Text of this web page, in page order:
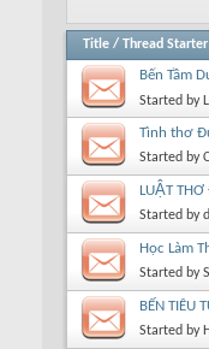
Title / Thread Starter
Bến Tầm
Started by
Tình thơ
Started by
LUẬT THƠ
Started by
Học Làm
Started by
BẾN TIÊU
Started by